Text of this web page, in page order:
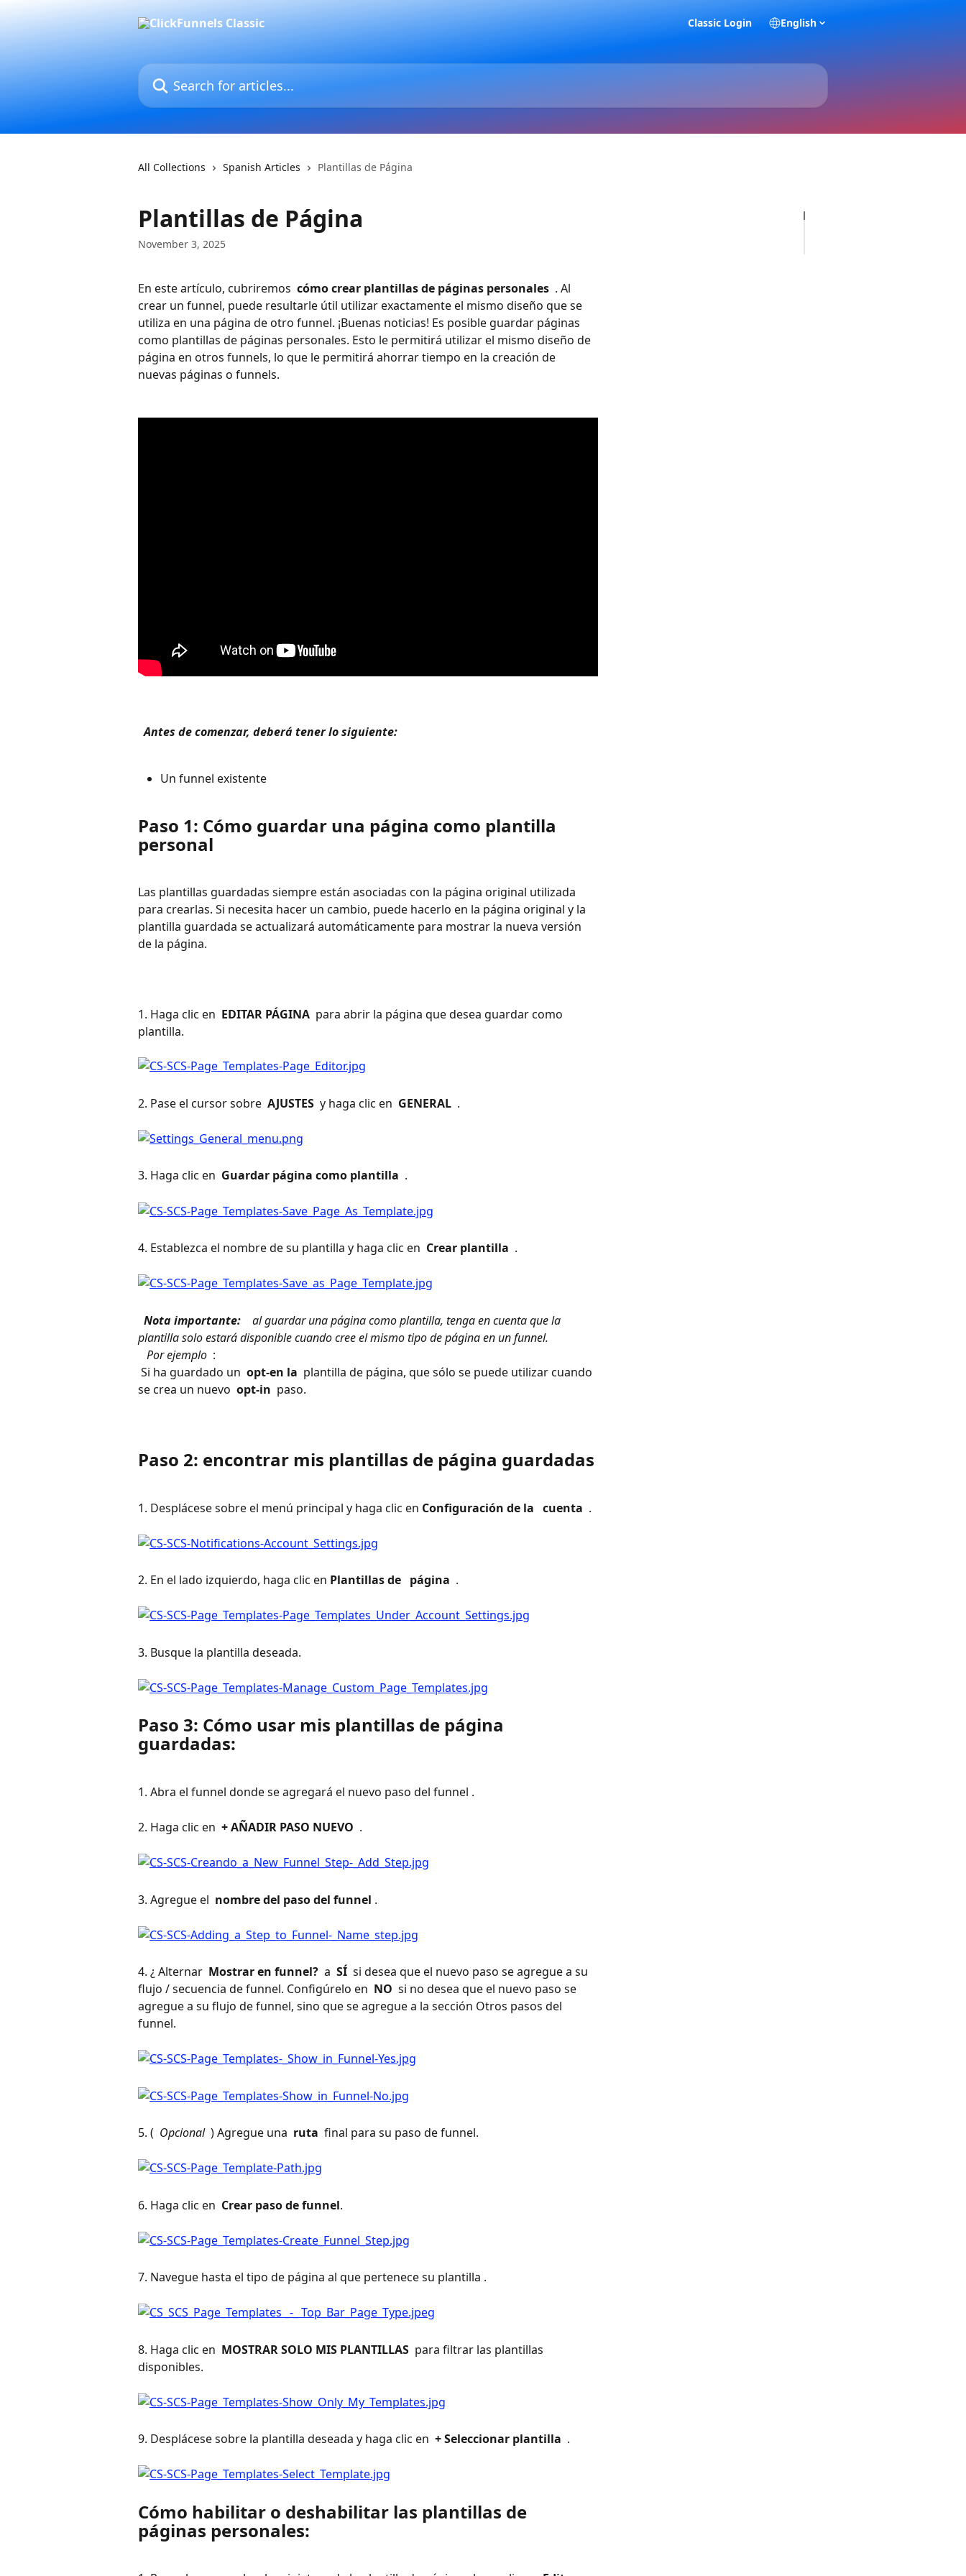
Classic Login English
Search for articles...
All Collections Spanish Articles Plantillas de Página
Plantillas de Página
November 3, 2025
En este artículo, cubriremos cómo crear plantillas de páginas personales . Al
crear un funnel, puede resultarle útil utilizar exactamente el mismo diseño que se
utiliza en una página de otro funnel. ¡Buenas noticias! Es posible guardar páginas
como plantillas de páginas personales. Esto le permitirá utilizar el mismo diseño de
página en otros funnels, lo que le permitirá ahorrar tiempo en la creación de
nuevas páginas o funnels.
Antes de comenzar, deberá tener lo siguiente:
Un funnel existente
Paso 1: Cómo guardar una página como plantilla
personal
Las plantillas guardadas siempre están asociadas con la página original utilizada
para crearlas. Si necesita hacer un cambio, puede hacerlo en la página original y la
plantilla guardada se actualizará automáticamente para mostrar la nueva versión
de la página.
1. Haga clic en EDITAR PÁGINA para abrir la página que desea guardar como
plantilla.
2. Pase el cursor sobre AJUSTES y haga clic en GENERAL .
3. Haga clic en Guardar página como plantilla .
4. Establezca el nombre de su plantilla y haga clic en Crear plantilla .
Nota importante:
al guardar una página como plantilla, tenga en cuenta que la
plantilla solo estará disponible cuando cree el mismo tipo de página en un funnel.
Por ejemplo :
Si ha guardado un opt-en la plantilla de página, que sólo se puede utilizar cuando
se crea un nuevo opt-in paso.
Paso 2: encontrar mis plantillas de página guardadas
1. Desplácese sobre el menú principal y haga clic en Configuración de la cuenta .
2. En el lado izquierdo, haga clic en Plantillas de página .
3. Busque la plantilla deseada.
Paso 3: Cómo usar mis plantillas de página
guardadas:
1. Abra el funnel donde se agregará el nuevo paso del funnel .
2. Haga clic en + AÑADIR PASO NUEVO .
3. Agregue el nombre del paso del funnel .
4. ¿ Alternar Mostrar en funnel? a SÍ si desea que el nuevo paso se agregue a su
flujo / secuencia de funnel. Configúrelo en NO si no desea que el nuevo paso se
agregue a su flujo de funnel, sino que se agregue a la sección Otros pasos del
funnel.
5. ( Opcional ) Agregue una ruta final para su paso de funnel.
6. Haga clic en Crear paso de funnel.
7. Navegue hasta el tipo de página al que pertenece su plantilla .
8. Haga clic en MOSTRAR SOLO MIS PLANTILLAS para filtrar las plantillas
disponibles.
9. Desplácese sobre la plantilla deseada y haga clic en + Seleccionar plantilla .
Cómo habilitar o deshabilitar las plantillas de
páginas personales: